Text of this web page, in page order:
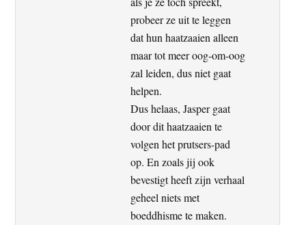
probeer ze uit te leggen
dat hun haatzaaien alleen
maar tot meer oog-om-oog
zal leiden, dus niet gaat
helpen.
Dus helaas, Jasper gaat
door dit haatzaaien te
volgen het prutsers-pad
op. En zoals jij ook
bevestigt heeft zijn verhaal
geheel niets met
boeddhisme te maken.